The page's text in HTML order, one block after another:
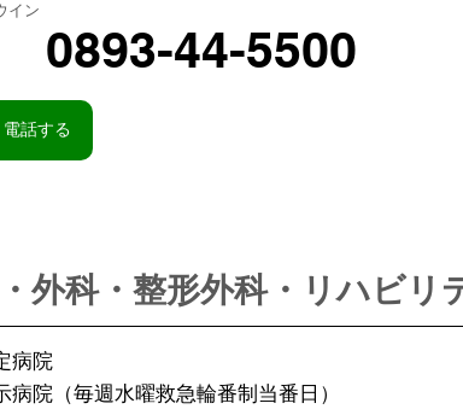
イン
0893-44-5500
電話する
外科・整形外科・リハビリ
病院
病院（毎週水曜救急輪番制当番日）